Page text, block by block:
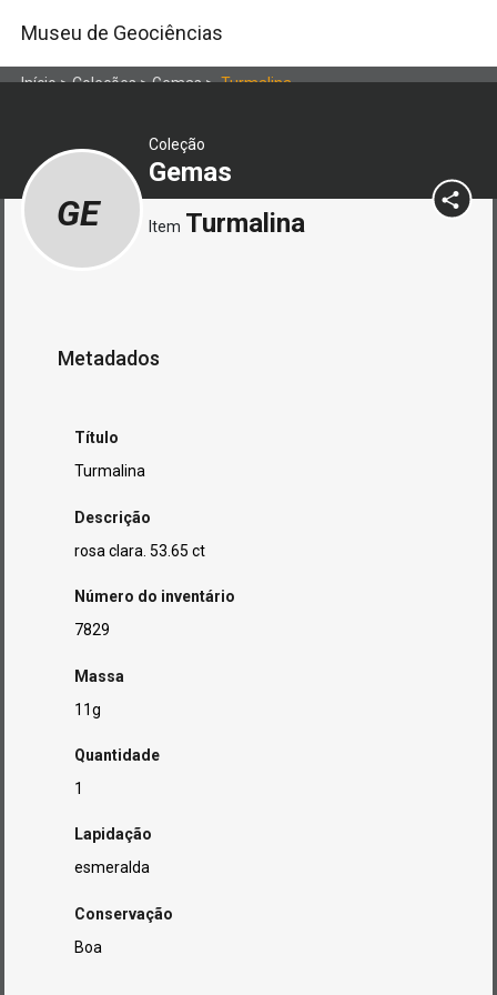
Museu de Geociências
Início>Coleções>Gemas>Turmalina
Coleção
Gemas
GE Item Turmalina
Metadados
Título
Turmalina
Descrição
rosa clara. 53.65 ct
Número do inventário
7829
Massa
11g
Quantidade
1
Lapidação
esmeralda
Conservação
Boa